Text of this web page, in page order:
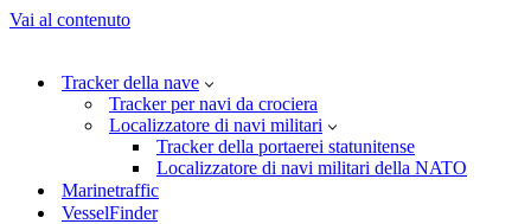
Vai al contenuto
Tracker della nave
Tracker per navi da crociera
Localizzatore di navi militari
Tracker della portaerei statunitense
Localizzatore di navi militari della NATO
Marinetraffic
VesselFinder